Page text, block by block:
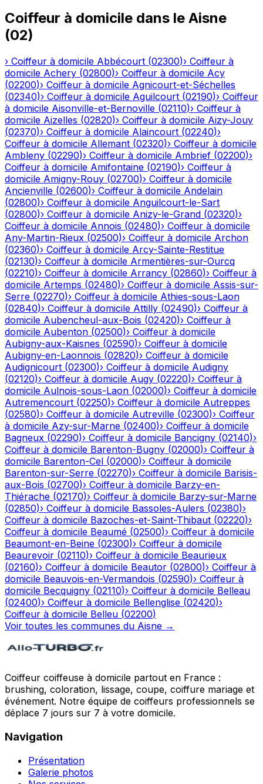
Coiffeur à domicile dans le Aisne
(02)
› Coiffeur à domicile Abbécourt (02300)› Coiffeur à
domicile Achery (02800)› Coiffeur à domicile Acy
(02200)› Coiffeur à domicile Agnicourt-et-Séchelles
(02340)› Coiffeur à domicile Aguilcourt (02190)› Coiffeur
à domicile Aisonville-et-Bernoville (02110)› Coiffeur à
domicile Aizelles (02820)› Coiffeur à domicile Aizy-Jouy
(02370)› Coiffeur à domicile Alaincourt (02240)›
Coiffeur à domicile Allemant (02320)› Coiffeur à domicile
Ambleny (02290)› Coiffeur à domicile Ambrief (02200)›
Coiffeur à domicile Amifontaine (02190)› Coiffeur à
domicile Amigny-Rouy (02700)› Coiffeur à domicile
Ancienville (02600)› Coiffeur à domicile Andelain
(02800)› Coiffeur à domicile Anguilcourt-le-Sart
(02800)› Coiffeur à domicile Anizy-le-Grand (02320)›
Coiffeur à domicile Annois (02480)› Coiffeur à domicile
Any-Martin-Rieux (02500)› Coiffeur à domicile Archon
(02360)› Coiffeur à domicile Arcy-Sainte-Restitue
(02130)› Coiffeur à domicile Armentières-sur-Ourcq
(02210)› Coiffeur à domicile Arrancy (02860)› Coiffeur à
domicile Artemps (02480)› Coiffeur à domicile Assis-sur-
Serre (02270)› Coiffeur à domicile Athies-sous-Laon
(02840)› Coiffeur à domicile Attilly (02490)› Coiffeur à
domicile Aubencheul-aux-Bois (02420)› Coiffeur à
domicile Aubenton (02500)› Coiffeur à domicile
Aubigny-aux-Kaisnes (02590)› Coiffeur à domicile
Aubigny-en-Laonnois (02820)› Coiffeur à domicile
Audignicourt (02300)› Coiffeur à domicile Audigny
(02120)› Coiffeur à domicile Augy (02220)› Coiffeur à
domicile Aulnois-sous-Laon (02000)› Coiffeur à domicile
Autremencourt (02250)› Coiffeur à domicile Autreppes
(02580)› Coiffeur à domicile Autreville (02300)› Coiffeur
à domicile Azy-sur-Marne (02400)› Coiffeur à domicile
Bagneux (02290)› Coiffeur à domicile Bancigny (02140)›
Coiffeur à domicile Barenton-Bugny (02000)› Coiffeur à
domicile Barenton-Cel (02000)› Coiffeur à domicile
Barenton-sur-Serre (02270)› Coiffeur à domicile Barisis-
aux-Bois (02700)› Coiffeur à domicile Barzy-en-
Thiérache (02170)› Coiffeur à domicile Barzy-sur-Marne
(02850)› Coiffeur à domicile Bassoles-Aulers (02380)›
Coiffeur à domicile Bazoches-et-Saint-Thibaut (02220)›
Coiffeur à domicile Beaumé (02500)› Coiffeur à domicile
Beaumont-en-Beine (02300)› Coiffeur à domicile
Beaurevoir (02110)› Coiffeur à domicile Beaurieux
(02160)› Coiffeur à domicile Beautor (02800)› Coiffeur à
domicile Beauvois-en-Vermandois (02590)› Coiffeur à
domicile Becquigny (02110)› Coiffeur à domicile Belleau
(02400)› Coiffeur à domicile Bellenglise (02420)›
Coiffeur à domicile Belleu (02200)
Voir toutes les communes du Aisne →
Coiffeur coiffeuse à domicile partout en France :
brushing, coloration, lissage, coupe, coiffure mariage et
événement. Notre équipe de coiffeurs professionnels se
déplace 7 jours sur 7 à votre domicile.
Navigation
Présentation
Galerie photos